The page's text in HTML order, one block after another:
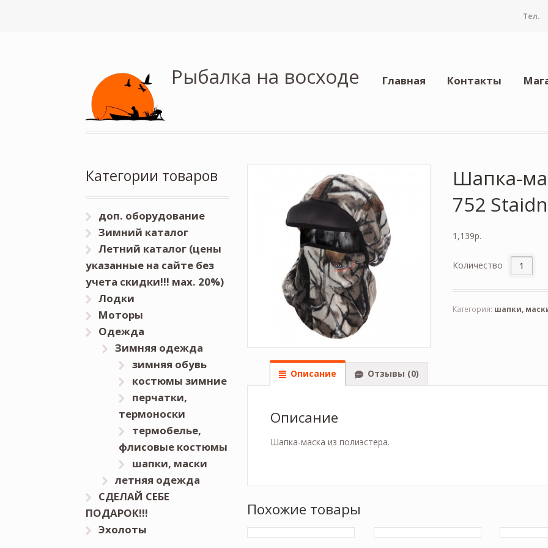
Тел.
Рыбалка на восходе Главная Контакты
Шапка-
752
1,139р.
Количество
Категория: шапки,
Описание Отзывы (0)
Описание
Шапка-маска из полиэстера.
Похожие товары
Категории товаров
доп. оборудование
Зимний каталог
Летний каталог (цены
указанные на сайте без
учета скидки!!! мах. 20%)
Лодки
Моторы
Одежда
Зимняя одежда
зимняя обувь
костюмы зимние
перчатки,
термоноски
термобелье,
флисовые костюмы
шапки, маски
летняя одежда
СДЕЛАЙ СЕБЕ
ПОДАРОК!!!
Эхолоты